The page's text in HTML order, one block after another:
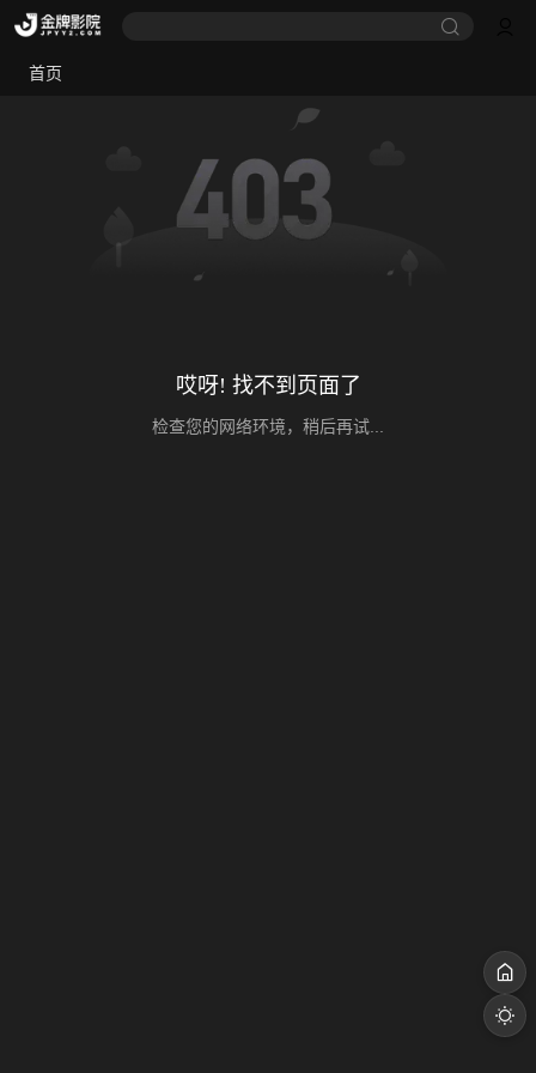
首页
哎呀! 找不到页面了
检查您的网络环境，稍后再试...